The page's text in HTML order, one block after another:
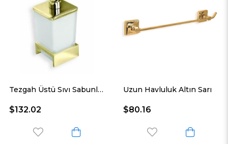
Tezgah Üstü Sıvı Sabunluk Altın Sarı
$132.02
Uzun Havluluk Altın Sarı
$80.16